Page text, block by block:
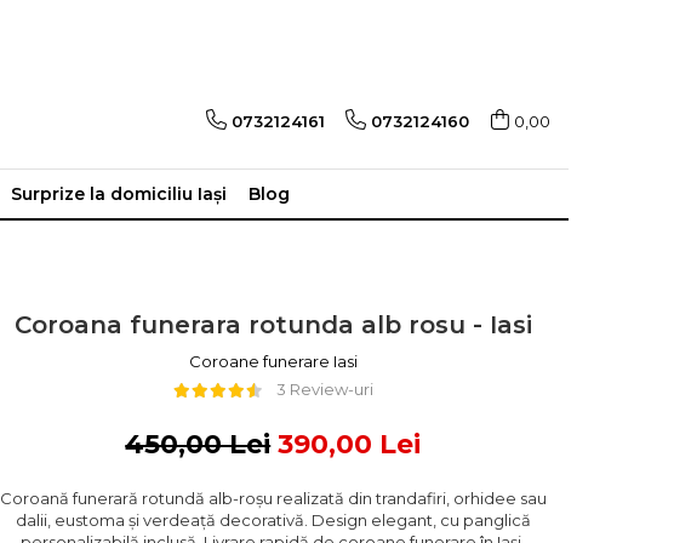
0732124161 0732124160 0,00
Surprize la domiciliu Iași Blog
Coroana funerara rotunda alb rosu - Iasi
Coroane funerare Iasi
3 Review-uri
450,00 Lei 390,00 Lei
Coroană funerară rotundă alb-roșu realizată din trandafiri, orhidee sau
dalii, eustoma și verdeață decorativă. Design elegant, cu panglică